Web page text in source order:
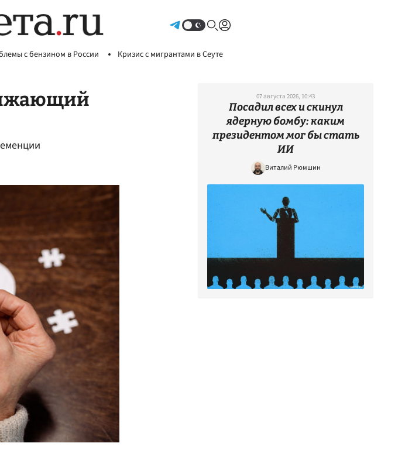
с бензином в России Кризис с мигрантами в Сеуте
07 августа 2026, 10:43
Посадил всех и скинул
ядерную бомбу: каким
президентом мог бы стать
ИИ
Виталий Рюмшин